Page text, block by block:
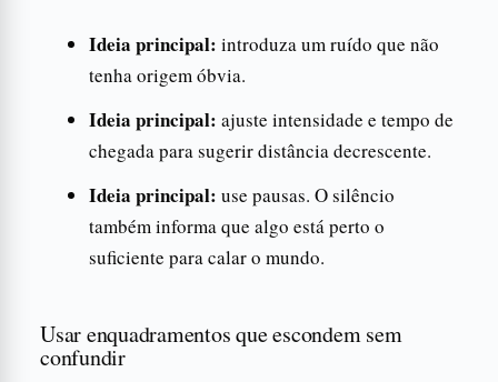
Ideia principal: introduza um ruído que não
tenha origem óbvia.
Ideia principal: ajuste intensidade e tempo de
chegada para sugerir distância decrescente.
Ideia principal: use pausas. O silêncio
também informa que algo está perto o
suficiente para calar o mundo.
Usar enquadramentos que escondem sem
confundir